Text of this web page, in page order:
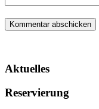
Menü Menü
Aktuelles
Reservierung